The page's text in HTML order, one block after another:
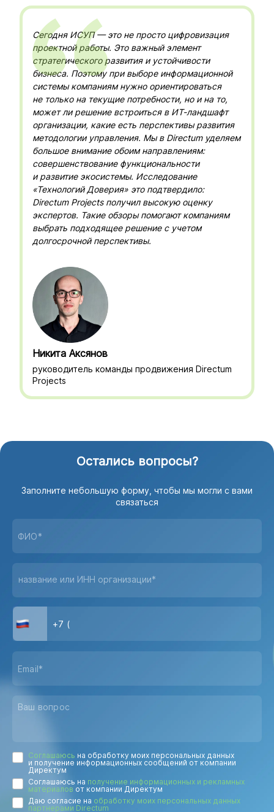
Никита Аксянов
руководитель команды продвижения Directum
Projects
Сегодня ИСУП — это не просто цифровизация
проектной работы. Это важный элемент
стратегического развития и устойчивости
бизнеса. Поэтому при выборе информационной
системы компаниям нужно ориентироваться
не только на текущие потребности, но и на то,
может ли решение встроиться в ИТ-ландшафт
организации, какие есть перспективы развития
методологии управления. Мы в Directum уделяем
большое внимание обоим направлениям:
совершенствование функциональности
и развитие экосистемы. Исследование
«Технологий Доверия» это подтвердило:
Directum Projects получил высокую оценку
экспертов. Такие обзоры помогают компаниям
выбрать подходящее решение с учетом
долгосрочной перспективы.
Остались вопросы?
Заполните небольшую форму, чтобы мы могли с вами
связаться
название или ИНН организации*
Соглашаюсь на обработку моих персональных данных
и получение информационных сообщений от компании
Директум
Соглашаюсь на получение информационных и рекламных
материалов от компании Директум
Даю согласие на обработку моих персональных данных
партнерами Directum